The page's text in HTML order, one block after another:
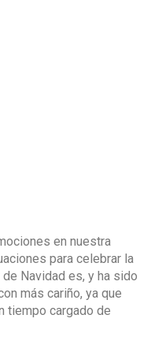
en nuestra
para celebrar la
Navidad es, y ha sido
más cariño, ya que
tiempo cargado de